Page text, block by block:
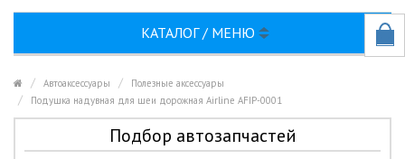
КАТАЛОГ / МЕНЮ
Автоаксессуары
Полезные аксессуары
Подушка надувная для шеи дорожная Airline AFIP-0001
Подбор автозапчастей